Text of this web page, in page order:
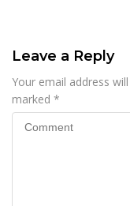
Leave a Reply
Your email address
marked *